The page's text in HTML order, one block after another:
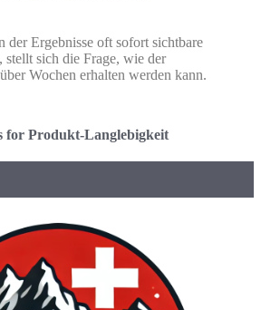
der Ergebnisse oft sofort sichtbare
stellt sich die Frage, wie der
Wochen erhalten werden kann.
for Produkt-Langlebigkeit